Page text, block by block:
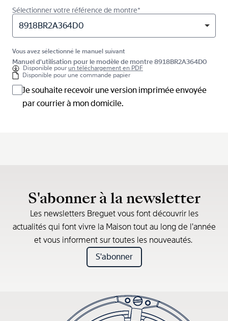
Sélectionner votre référence de montre*
8918BR2A364D0
Vous avez sélectionné le manuel suivant
Manuel d'utilisation pour le modèle de montre 8918BR2A364D0
Disponible pourun téléchargement en PDF
Disponible pour une commande papier
Je souhaite recevoir une version imprimée envoyée
par courrier à mon domicile.
S'abonner à la newsletter
Les newsletters Breguet vous font découvrir les
actualités qui font vivre la Maison tout au long de l’année
et vous informent sur toutes les nouveautés.
S'abonner